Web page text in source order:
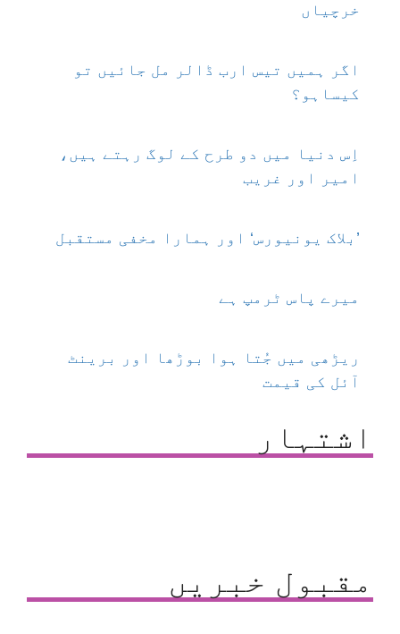
خرچیاں
اگر ہمیں تیس ارب ڈالر مل جائیں تو
کیساہو؟
اِس دنیا میں دو طرح کے لوگ رہتے ہیں،
امیر اور غریب
’بلاک یونیورس‘ اور ہمارا مخفی مستقبل
میرے پاس ٹرمپ ہے
ریڑھی میں جُتا ہوا بوڑھا اور برینٹ
آئل کی قیمت
اشتہار
مقبول خبریں